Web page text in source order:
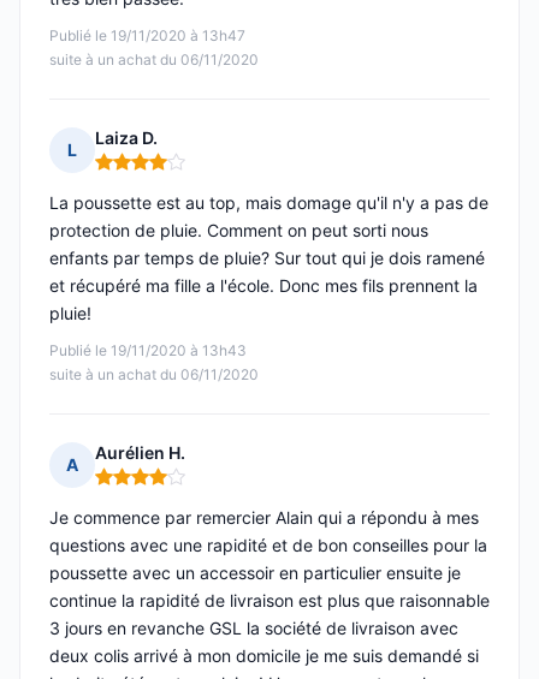
Publié le 19/11/2020 à 13h47
suite à un achat du 06/11/2020
L
Laiza D.
Note : 4 sur 5
Publié le 19/11/2020 à 13h43
suite à un achat du 06/11/2020
La poussette est au top, mais domage qu'il n'y a pas de
protection de pluie. Comment on peut sorti nous
enfants par temps de pluie? Sur tout qui je dois ramené
et récupéré ma fille a l'école. Donc mes fils prennent la
pluie!
A
Aurélien H.
Note : 4 sur 5
Je commence par remercier Alain qui a répondu à mes
questions avec une rapidité et de bon conseilles pour la
poussette avec un accessoir en particulier ensuite je
continue la rapidité de livraison est plus que raisonnable
3 jours en revanche GSL la société de livraison avec
deux colis arrivé à mon domicile je me suis demandé si